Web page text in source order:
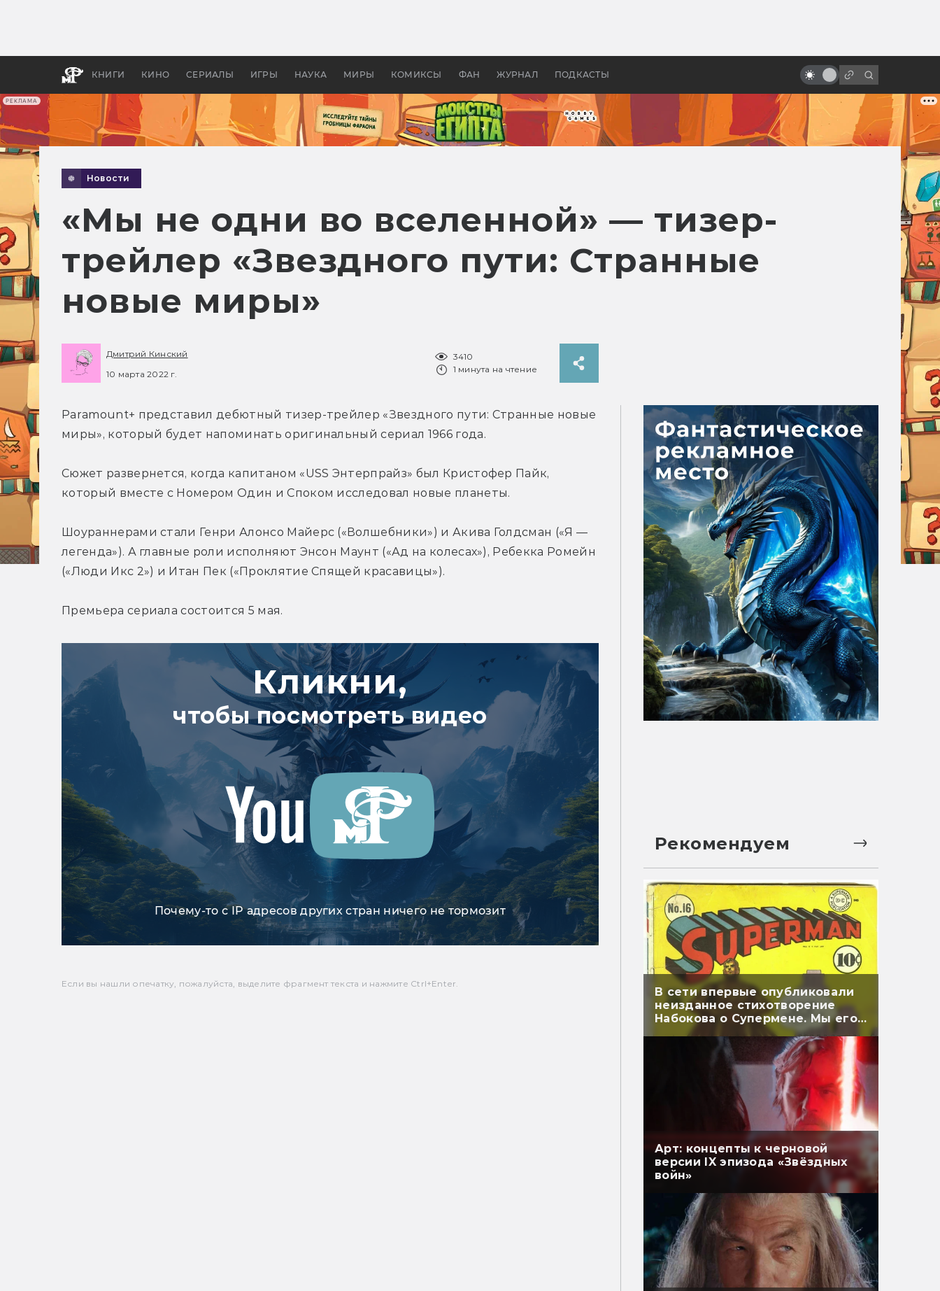
РЕКЛАМА
КНИГИ КИНО СЕРИАЛЫ ИГРЫ НАУКА МИРЫ КОМИКСЫ ФАН ЖУРНАЛ ПОДКАСТЫ
апокалипсис, в России —
бы «Властелина колец»
Фил Лорд и Кристофер Миллер
Новости
«Мы не одни во вселенной» — тизер-
трейлер «Звездного пути: Странные
новые миры»
Дмитрий Кинский
10 марта 2022 г.
3410
1 минута на чтение
Paramount+ представил дебютный тизер-трейлер «Звездного пути: Странные новые
миры», который будет напоминать оригинальный сериал 1966 года.
Сюжет развернется, когда капитаном «USS Энтерпрайз» был Кристофер Пайк,
который вместе с Номером Один и Споком исследовал новые планеты.
Шоураннерами стали Генри Алонсо Майерс («Волшебники») и Акива Голдсман («Я —
легенда»). А главные роли исполняют Энсон Маунт («Ад на колесах»), Ребекка Ромейн
(«Люди Икс 2») и Итан Пек («Проклятие Спящей красавицы»).
Премьера сериала состоится 5 мая.
Кликни,
чтобы посмотреть видео
Почему-то с IP адресов других стран ничего не тормозит
Если вы нашли опечатку, пожалуйста, выделите фрагмент текста и нажмите Ctrl+Enter.
Рекомендуем
В сети впервые опубликовали
неизданное стихотворение
Набокова о Супермене. Мы его
перевели
Арт: концепты к черновой
версии IX эпизода «Звёздных
войн»